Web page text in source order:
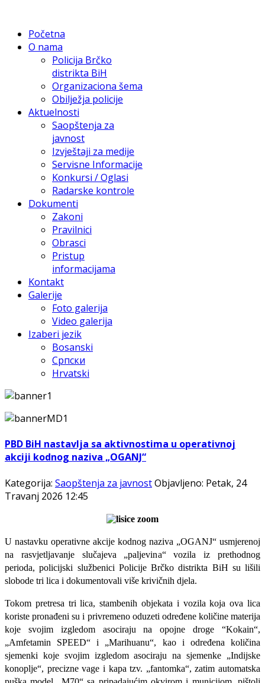
Početna
O nama
Policija Brčko
distrikta BiH
Organizaciona šema
Obilježja policije
Aktuelnosti
Saopštenja za
javnost
Izvještaji za medije
Servisne Informacije
Konkursi / Oglasi
Radarske kontrole
Dokumenti
Zakoni
Pravilnici
Obrasci
Pristup
informacijama
Kontakt
Galerije
Foto galerija
Video galerija
Izaberi jezik
Bosanski
Српски
Hrvatski
PBD BiH nastavlja sa aktivnostima u operativnoj
akciji kodnog naziva „OGANJ“
Kategorija: Saopštenja za javnostObjavljeno: Petak, 24
Travanj 2026 12:45
U nastavku operativne akcije kodnog naziva „OGANJ“ usmjerenoj
na rasvjetljavanje slučajeva „paljevina“ vozila iz prethodnog
perioda, policijski službenici Policije Brčko distrikta BiH su lišili
slobode tri lica i dokumentovali više krivičnih djela.
Tokom pretresa tri lica, stambenih objekata i vozila koja ova lica
koriste pronađeni su i privremeno oduzeti određene količine materija
koje svojim izgledom asociraju na opojne droge “Kokain“,
„Amfetamin SPEED“ i „Marihuanu“, kao i određena količina
sjemenki koje svojim izgledom asociraju na sjemenke „Indijske
konoplje“, precizne vage i kapa tzv. „fantomka“, zatim automatska